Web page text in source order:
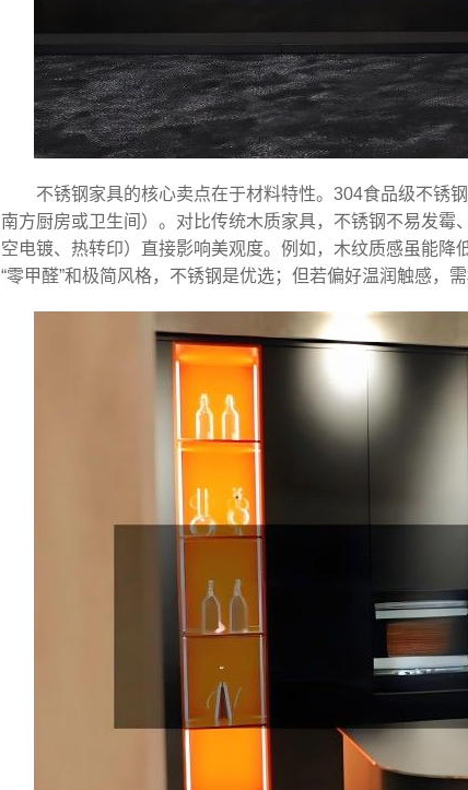
不锈钢家具的核心卖点在于材料特性。304食品级不锈
南方厨房或卫生间）。对比传统木质家具，不锈钢不易发
空电镀、热转印）直接影响美观度。例如，木纹质感虽能
“零甲醛”和极简风格，不锈钢是优选；但若偏好温润触感，